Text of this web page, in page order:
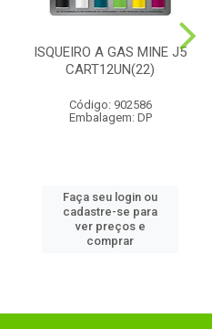
ISQUEIRO A GAS MINE J5
CART12UN(22)
Código: 902586
Embalagem: DP
Faça seu login ou
cadastre-se para
ver preços e
comprar